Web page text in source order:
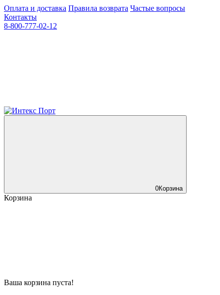
Оплата и доставка Правила возврата Частые вопросы
Контакты
8-800-777-02-12
0Корзина
Корзина
Ваша корзина пуста!